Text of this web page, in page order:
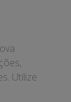
Utilize